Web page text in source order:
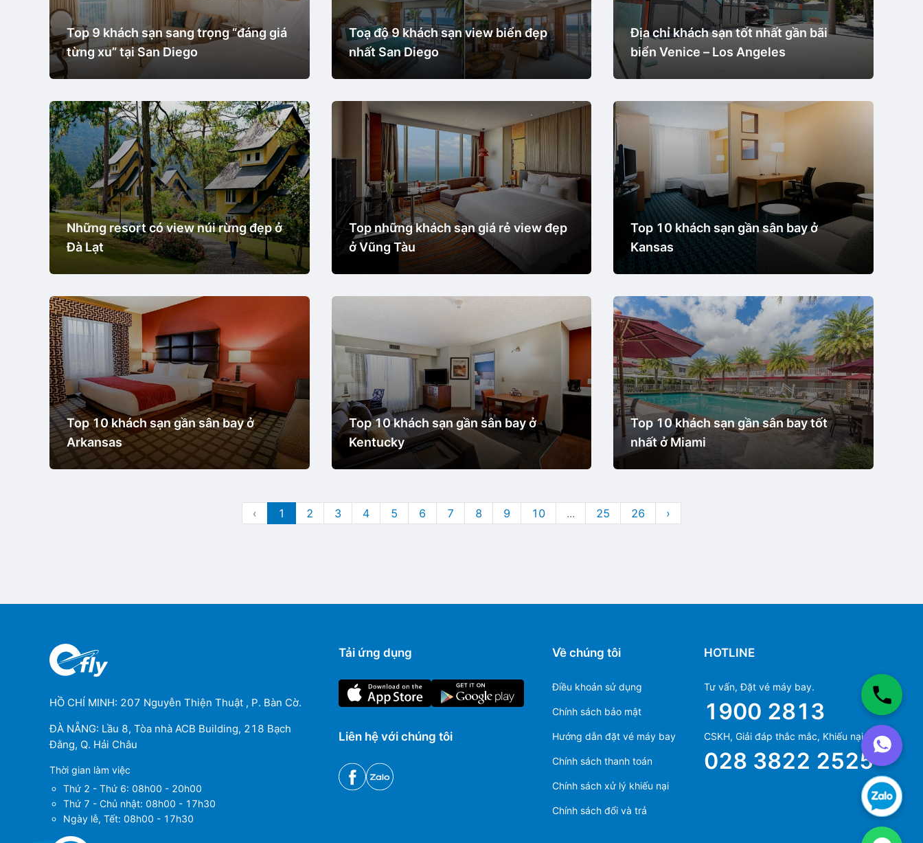
Top 9 khách sạn sang trọng “đáng giá
từng xu” tại San Diego
Toạ độ 9 khách sạn view biển đẹp
nhất San Diego
Địa chỉ khách sạn tốt nhất gần bãi
biển Venice – Los Angeles
Những resort có view núi rừng đẹp ở
Đà Lạt
Top những khách sạn giá rẻ view đẹp
ở Vũng Tàu
Top 10 khách sạn gần sân bay ở
Kansas
Top 10 khách sạn gần sân bay ở
Arkansas
Top 10 khách sạn gần sân bay ở
Kentucky
Top 10 khách sạn gần sân bay tốt
nhất ở Miami
‹ 1 2 3 4 5 6 7 8 9 10 ... 25 26 ›
HỒ CHÍ MINH: 207 Nguyễn Thiện Thuật , P. Bàn Cờ.
ĐÀ NẴNG: Lầu 8, Tòa nhà ACB Building, 218 Bạch
Đằng, Q. Hải Châu
Thời gian làm việc
Thứ 2 - Thứ 6: 08h00 - 20h00
Thứ 7 - Chủ nhật: 08h00 - 17h30
Ngày lễ, Tết: 08h00 - 17h30
Tải ứng dụng
Liên hệ với chúng tôi
Về chúng tôi
Điều khoản sử dụng
Chính sách bảo mật
Hướng dẫn đặt vé máy bay
Chính sách thanh toán
Chính sách xử lý khiếu nại
Chính sách đổi và trả
HOTLINE
Tư vấn, Đặt vé máy bay.
1900 2813
CSKH, Giải đáp thắc mắc, Khiếu nại.
028 3822 2525
Ms Hằng
(+84) 70 854 1213
Ms Huỳnh